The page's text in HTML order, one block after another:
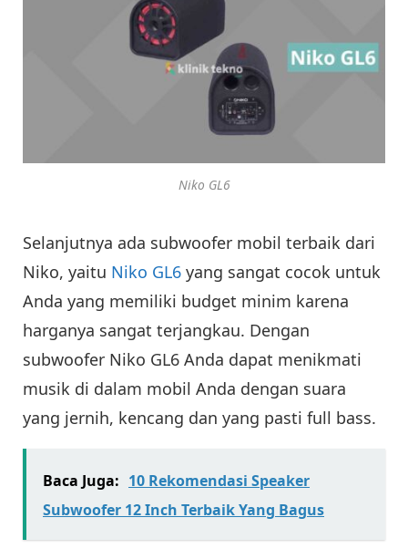
Niko GL6
Selanjutnya ada subwoofer mobil terbaik dari
Niko, yaitu Niko GL6 yang sangat cocok untuk
Anda yang memiliki budget minim karena
harganya sangat terjangkau. Dengan
subwoofer Niko GL6 Anda dapat menikmati
musik di dalam mobil Anda dengan suara
yang jernih, kencang dan yang pasti full bass.
Baca Juga: 10 Rekomendasi Speaker
Subwoofer 12 Inch Terbaik Yang Bagus